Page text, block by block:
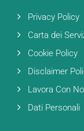
Privacy Policy
Carta dei
Cookie Policy
Disclaimer
Lavora Con
Dati Personali